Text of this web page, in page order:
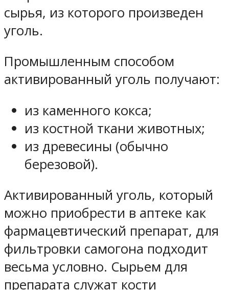
сырья, из которого произведен
уголь.
Промышленным способом
активированный уголь получают:
из каменного кокса;
из костной ткани животных;
из древесины (обычно
березовой).
Активированный уголь, который
можно приобрести в аптеке как
фармацевтический препарат, для
фильтровки самогона подходит
весьма условно. Сырьем для
препарата служат кости